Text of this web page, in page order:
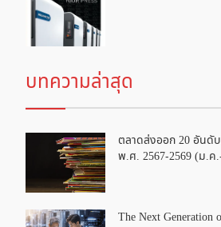
บทความล่าสุด
ตลาดส่งออก 20 อันดั
พ.ศ. 2567-2569 (ม.ค
The Next Generation